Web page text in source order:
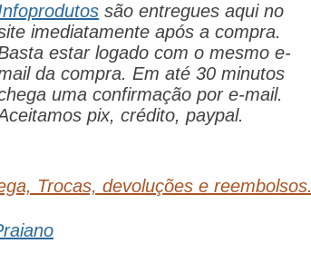
são entregues aqui no
imediatamente após a compra.
estar logado com o mesmo e-
da compra. Em até 30 minutos
uma confirmação por e-mail.
pix, crédito, paypal.
Trocas, devoluções e reembolsos.